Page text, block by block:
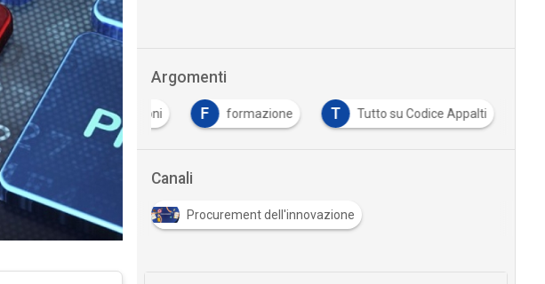
Argomenti
D decreto semplificazioni F formazione T Tutto su Codice Appalti
Canali
Procurement dell'innovazione